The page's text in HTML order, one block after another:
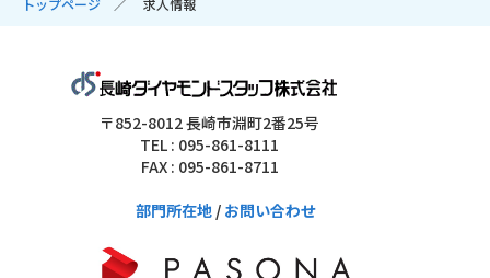
トップページ 求人情報
〒852-8012 長崎市淵町2番25号
TEL : 095-861-8111
FAX : 095-861-8711
部門所在地 / お問い合わせ